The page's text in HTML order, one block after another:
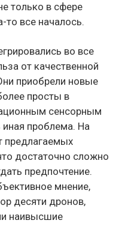
только в сфере
то все началось.
во все
от качественной
приобрели новые
просты в
сенсорным
проблема. На
предлагаемых
достаточно сложно
предпочтение.
мнение,
десяти дронов,
наивысшие